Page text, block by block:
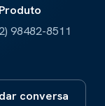
98482-8511
conversa